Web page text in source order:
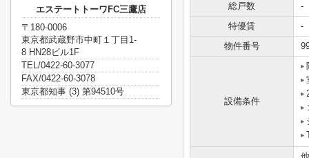
総戸数
-
特優賃
-
物件番号
設備条件
エステートトーワFC三鷹店
〒180-0006
東京都武蔵野市中町１丁目1-
8 HN28ビル1F
TEL/0422-60-3077
FAX/0422-60-3078
東京都知事 (3) 第94510号